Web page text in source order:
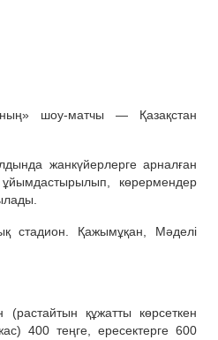
шоу-матчы — Қазақстан
жанкүйерлерге арналған
көрермендер
стадион. Қажымұқан, Мәделі
(растайтын құжатты көрсеткен
400 теңге, ересектерге 600